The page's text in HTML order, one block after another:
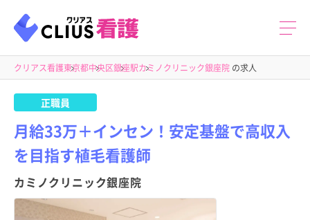
クリアス看護東京都中央区銀座駅カミノクリニック銀座院 の求人
正職員
月給33万＋インセン！安定基盤で高収入
を目指す植毛看護師
カミノクリニック銀座院